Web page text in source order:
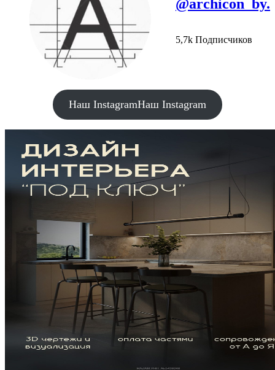
@archicon_by.
5,7k Подписчиков
Наш InstagramНаш Instagram